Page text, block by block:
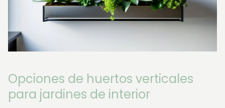
Opciones de huertos verticales
para jardines de interior